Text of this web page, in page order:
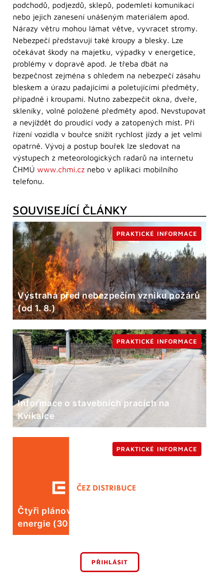
podchodů, podjezdů, sklepů, podemletí komunikací
nebo jejich zanesení unášeným materiálem apod.
Nárazy větru mohou lámat větve, vyvracet stromy.
Nebezpečí představují také kroupy a blesky. Lze
očekávat škody na majetku, výpadky v energetice,
problémy v dopravě apod. Je třeba dbát na
bezpečnost zejména s ohledem na nebezpečí zásahu
bleskem a úrazu padajícími a poletujícími předměty,
případně i kroupami. Nutno zabezpečit okna, dveře,
skleníky, volně položené předměty apod. Nevstupovat
a nevjíždět do proudící vody a zatopených míst. Při
řízení vozidla v bouřce snížit rychlost jízdy a jet velmi
opatrně. Vývoj a postup bouřek lze sledovat na
výstupech z meteorologických radarů na internetu
ČHMÚ www.chmi.cz nebo v aplikaci mobilního
telefonu.
SOUVISEJÍCÍ ČLÁNKY
Výstraha před nebezpečím vzniku požárů
(od 1. 8.)
PRAKTICKÉ INFORMACE
Informace o stavebních pracích na
Kvíkalce
PRAKTICKÉ INFORMACE
Čtyři plánované odstávky elektrické
energie (30. 7.)
PRAKTICKÉ INFORMACE
PŘIHLÁSIT